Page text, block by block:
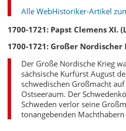
Alle WebHistoriker-Artikel
1700-1721: Papst Clemens XI.
1700-1721: Großer Nordischer
Der Große Nordische Krieg
sächsische Kurfürst August
schwedischen Großmacht
Ostseeraum. Der
Schweden verlor seine
tonangebenden
– 1697